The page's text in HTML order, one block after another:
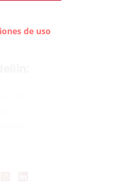
de uso